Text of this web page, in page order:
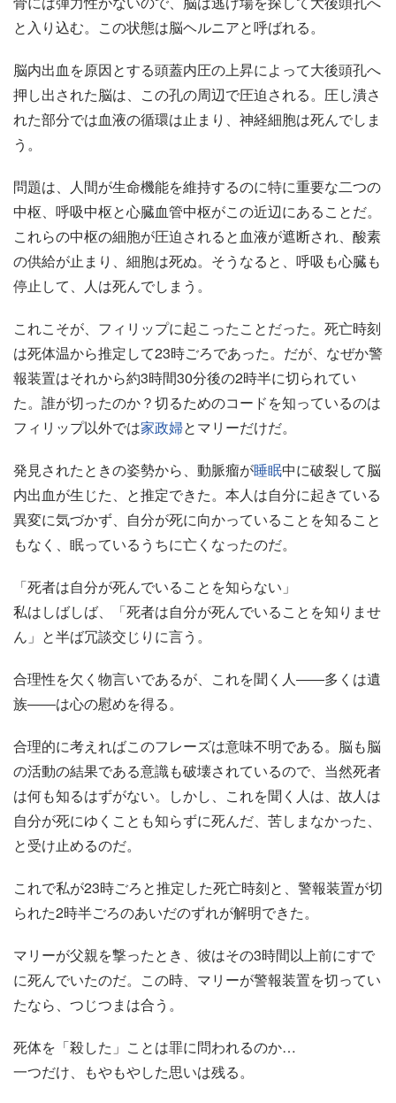
と入り込む。この状態は脳ヘルニアと呼ばれる。
脳内出血を原因とする頭蓋内圧の上昇によって大後頭孔へ
押し出された脳は、この孔の周辺で圧迫される。圧し潰さ
れた部分では血液の循環は止まり、神経細胞は死んでしま
う。
問題は、人間が生命機能を維持するのに特に重要な二つの
中枢、呼吸中枢と心臓血管中枢がこの近辺にあることだ。
これらの中枢の細胞が圧迫されると血液が遮断され、酸素
の供給が止まり、細胞は死ぬ。そうなると、呼吸も心臓も
停止して、人は死んでしまう。
これこそが、フィリップに起こったことだった。死亡時刻
は死体温から推定して23時ごろであった。だが、なぜか警
報装置はそれから約3時間30分後の2時半に切られてい
た。誰が切ったのか？切るためのコードを知っているのは
フィリップ以外では家政婦とマリーだけだ。
発見されたときの姿勢から、動脈瘤が睡眠中に破裂して脳
内出血が生じた、と推定できた。本人は自分に起きている
異変に気づかず、自分が死に向かっていることを知ること
もなく、眠っているうちに亡くなったのだ。
「死者は自分が死んでいることを知らない」
私はしばしば、「死者は自分が死んでいることを知りませ
ん」と半ば冗談交じりに言う。
合理性を欠く物言いであるが、これを聞く人――多くは遺
族――は心の慰めを得る。
合理的に考えればこのフレーズは意味不明である。脳も脳
の活動の結果である意識も破壊されているので、当然死者
は何も知るはずがない。しかし、これを聞く人は、故人は
自分が死にゆくことも知らずに死んだ、苦しまなかった、
と受け止めるのだ。
これで私が23時ごろと推定した死亡時刻と、警報装置が切
られた2時半ごろのあいだのずれが解明できた。
マリーが父親を撃ったとき、彼はその3時間以上前にすで
に死んでいたのだ。この時、マリーが警報装置を切ってい
たなら、つじつまは合う。
死体を「殺した」ことは罪に問われるのか…
一つだけ、もやもやした思いは残る。